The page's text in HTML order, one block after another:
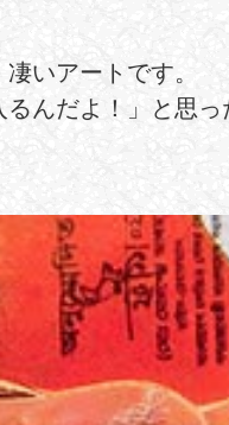
いアートです。
るんだよ！」と思